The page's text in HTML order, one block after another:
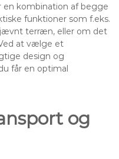
en kombination af begge
funktioner som f.eks.
terræn, eller om det
at vælge et
design og
får en optimal
og